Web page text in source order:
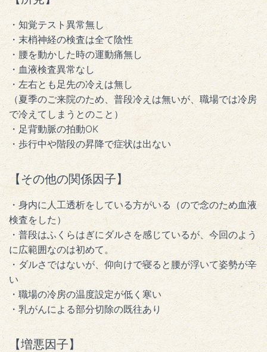
・知覚テスト異常無し
・末梢神経の検査は全て陰性
・腰を動かした時の運動痛無し
・血液検査異常なし
・左右とも足先の冷えは無し
（夏季のご来院のため、普段冷えは無いが、職場では冷房
で冷えてしまうとのこと）
・足背動脈の拍動OK
・歩行中や階段の昇降で症状は出ない
【その他の関係因子】
・身内に人工透析をしている方がいる（ので念のため血液
検査をした）
・普段はふくらはぎにダルさを感じているが、今回のよう
に広範囲なのは初めて。
・ダルさではないが、仰向けで寝ると腰が浮いて姿勢が辛
い
・職場の冷房の温度設定が低く寒い
・乳がんによる部分切除の既往あり
【増悪因子】